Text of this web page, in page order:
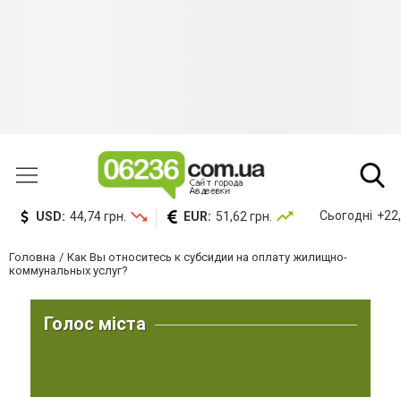
USD: 44,74 грн. EUR: 51,62 грн. Сьогодні
Головна
Как Вы относитесь к субсидии на оплату жилищно-
коммунальных услуг?
Голос міста